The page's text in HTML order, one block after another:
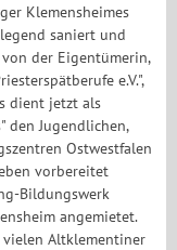
Klemensheimes
saniert und
der Eigentümerin,
e.V.",
dient jetzt als
den Jugendlichen,
Ostwestfalen
vorbereitet
Bildungswerk
angemietet.
Altklementiner